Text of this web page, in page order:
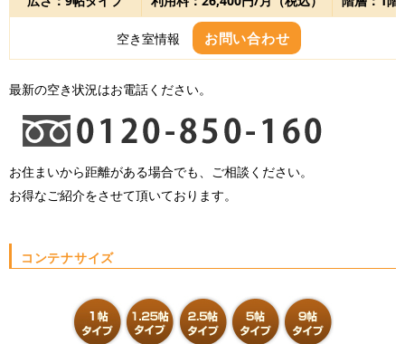
空き室情報 お問い合わせ
最新の空き状況はお電話ください。
お住まいから距離がある場合でも、ご相談ください。
お得なご紹介をさせて頂いております。
コンテナサイズ